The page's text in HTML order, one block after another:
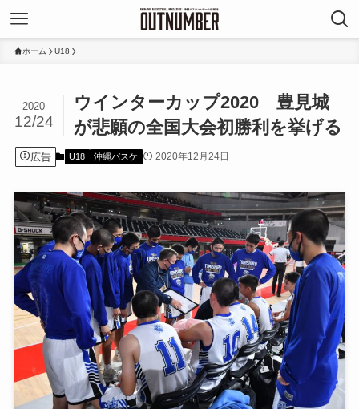
ホーム U18
ウインターカップ2020 豊見城
が悲願の全国大会初勝利を挙げる
2020
12/24
広告 U18 沖縄バスケ 2020年12月24日